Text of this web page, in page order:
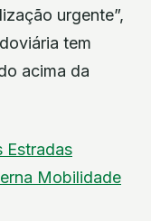
urgente”,
tem
acima da
Estradas
Mobilidade